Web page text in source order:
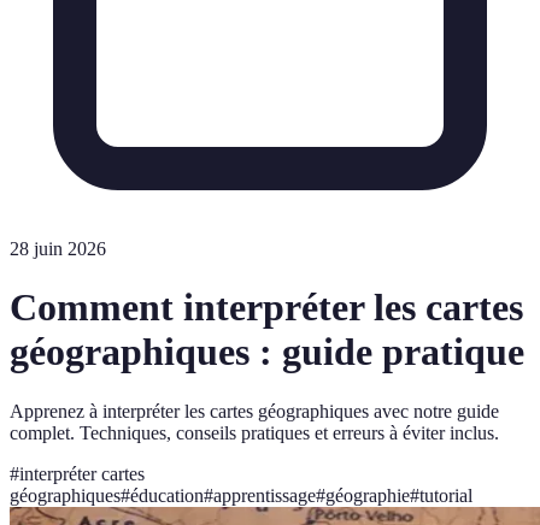
28 juin 2026
Comment interpréter les cartes
géographiques : guide pratique
Apprenez à interpréter les cartes géographiques avec notre guide
complet. Techniques, conseils pratiques et erreurs à éviter inclus.
#interpréter cartes
géographiques#éducation#apprentissage#géographie#tutorial